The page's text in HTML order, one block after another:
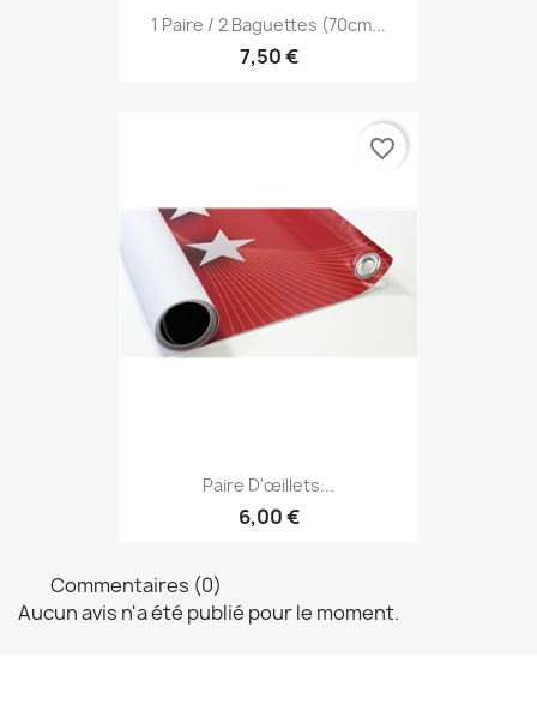
1 Paire / 2 Baguettes (70cm...
7,50 €
Paire D'œillets...
6,00 €
favorite_border
Commentaires (0)
Aucun avis n'a été publié pour le moment.